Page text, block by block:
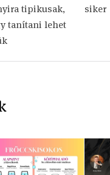
tipikusak,
tanítani lehet
siker